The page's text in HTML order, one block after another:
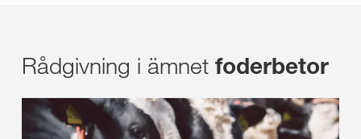
Rådgivning i ämnet foderbetor